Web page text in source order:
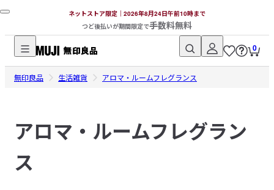
ネットストア限定｜2026年8月24日午前10時まで
つど後払いが期間限定で手数料無料
無
印
ネ
ッ
0
無印良品 生活雑貨 アロマ・ルームフレグランス
アロマ・ルームフレグラン
ス